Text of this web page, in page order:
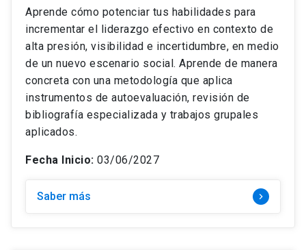
Aprende cómo potenciar tus habilidades para
incrementar el liderazgo efectivo en contexto de
alta presión, visibilidad e incertidumbre, en medio
de un nuevo escenario social. Aprende de manera
concreta con una metodología que aplica
instrumentos de autoevaluación, revisión de
bibliografía especializada y trabajos grupales
aplicados.
Fecha Inicio: 03/06/2027
Saber más keyboard_arrow_right